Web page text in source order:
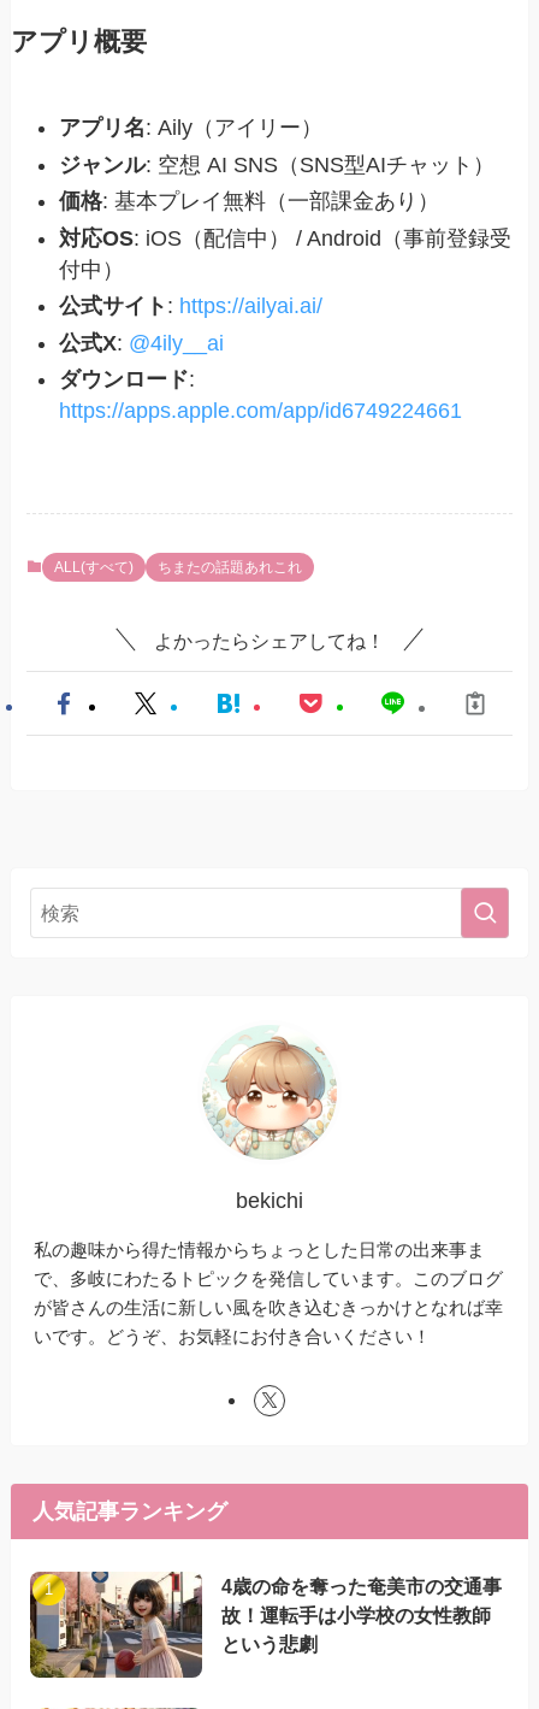
アプリ概要
アプリ名: Aily（アイリー）
ジャンル: 空想 AI SNS（SNS型AIチャット）
価格: 基本プレイ無料（一部課金あり）
対応OS: iOS（配信中） / Android（事前登録受
付中）
公式サイト : https://ailyai.ai/
公式X: @4ily__ai
ダウンロード:
https://apps.apple.com/app/id6749224661
ALL(すべて) ちまたの話題あれこれ
よかったらシェアしてね！
bekichi
私の趣味から得た情報からちょっとした日常の出来事ま
で、多岐にわたるトピックを発信しています。このブログ
が皆さんの生活に新しい風を吹き込むきっかけとなれば幸
いです。どうぞ、お気軽にお付き合いください！
人気記事ランキング
4歳の命を奪った奄美市の交通事
故！運転手は小学校の女性教師
という悲劇